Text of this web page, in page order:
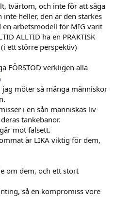
tvärtom, och inte för att säga
heller, den är den starkes
arbetsmodell för MIG varit
ALLTID ha en PRAKTISK
ett större perspektiv)
FÖRSTOD verkligen alla
möter så många människor
i en sån människas liv
tankebanor.
mot falsett.
är LIKA viktig för dem,
om dem, och ett stort
så en kompromiss vore